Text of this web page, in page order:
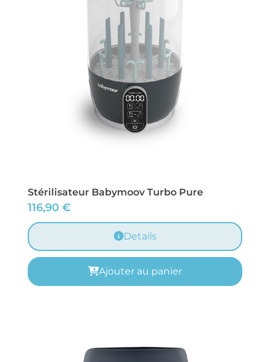
Stérilisateur Babymoov Turbo Pure
116,90 €
Details
Ajouter au panier